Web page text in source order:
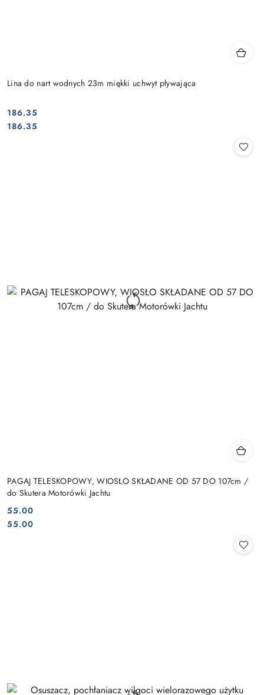
Lina do nart wodnych 23m miękki uchwyt pływająca
Cena:
186.35
Cena:
186.35
PAGAJ TELESKOPOWY, WIOSŁO SKŁADANE OD 57 DO 107cm /
do Skutera Motorówki Jachtu
Cena:
55.00
Cena:
55.00